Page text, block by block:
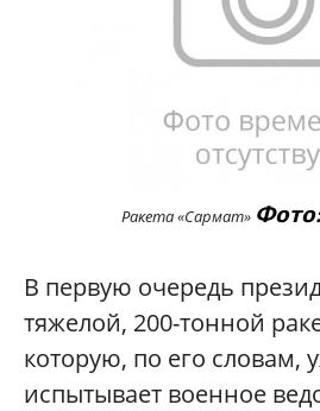
Ракета «Сармат»
В первую очередь
тяжелой, 200-тонной
которую, по его словам,
испытывает военное